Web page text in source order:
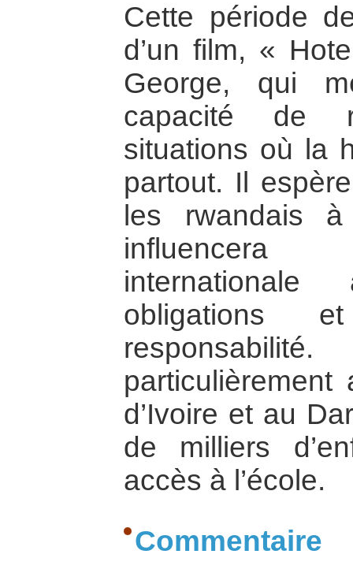
Cette période
d’un film, «
George, qui
capacité de
situations où la
partout. Il
les rwandais
influencera
d’Ivoire et au
de milliers
accès à l’école.
Commentaire